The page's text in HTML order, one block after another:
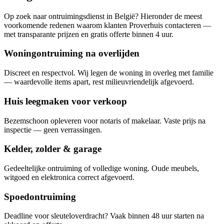
Op zoek naar ontruimingsdienst in België? Hieronder de meest
voorkomende redenen waarom klanten Proverhuis contacteren —
met transparante prijzen en gratis offerte binnen 4 uur.
Woningontruiming na overlijden
Discreet en respectvol. Wij legen de woning in overleg met familie
— waardevolle items apart, rest milieuvriendelijk afgevoerd.
Huis leegmaken voor verkoop
Bezemschoon opleveren voor notaris of makelaar. Vaste prijs na
inspectie — geen verrassingen.
Kelder, zolder & garage
Gedeeltelijke ontruiming of volledige woning. Oude meubels,
witgoed en elektronica correct afgevoerd.
Spoedontruiming
Deadline voor sleuteloverdracht? Vaak binnen 48 uur starten na